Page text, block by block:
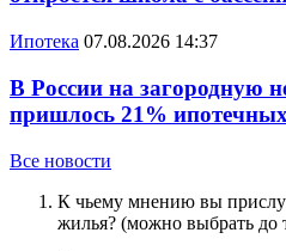
Ипотека 07.08.2026 14:37
В России на загородную
пришлось 21%
Все новости
К чьему мнению вы
жилья? (можно выбрать до